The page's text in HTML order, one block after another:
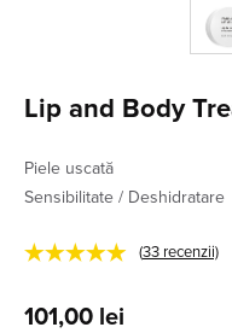
Lip and Body
Piele uscată
Sensibilitate / Deshidratare
★★★★★ (33 recenzii)
101,00 lei